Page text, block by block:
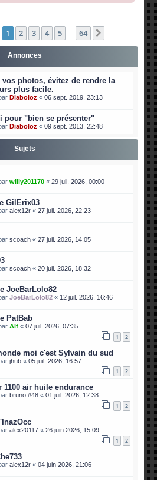
1sur64
1 2 3 4 5 64
Annonces
photos, évitez de rendre la
plus facile.
Diaboloz «06 sept. 2019, 23:13
pour "bien se présenter"
Diaboloz «09 sept. 2013, 22:48
Sujets
willy201170 «29 juil. 2026, 00:00
GilErix03
alex12r «27 juil. 2026, 22:23
scoach «27 juil. 2026, 14:05
scoach «20 juil. 2026, 18:32
JoeBarLolo82
JoeBarLolo82 « 12 juil. 2026, 16:46
PatBab
Alf «07 juil. 2026, 07:35
1 2
moi c'est Sylvain du sud
jhub «05 juil. 2026, 16:57
1 2
1100 air huile endurance
bruno #48 «01 juil. 2026, 12:38
1 2
alex20117 «26 juin 2026, 15:09
1 2
alex12r «04 juin 2026, 21:06